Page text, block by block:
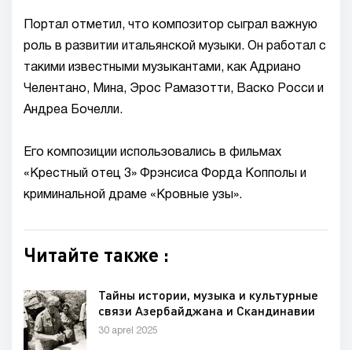
Портал отметил, что композитор сыграл важную
роль в развитии итальянской музыки. Он работал с
такими известными музыкантами, как Адриано
Челентано, Мина, Эрос Рамазотти, Васко Росси и
Андреа Бочелли.
Его композиции использовались в фильмах
«Крестный отец 3» Фрэнсиса Форда Копполы и
криминальной драме «Кровные узы».
Читайте также :
Тайны истории, музыка и культурные
связи Азербайджана и Скандинавии
30 aprel 2025